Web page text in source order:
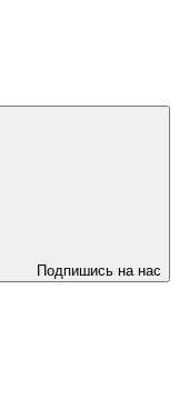
Подпишись на нас